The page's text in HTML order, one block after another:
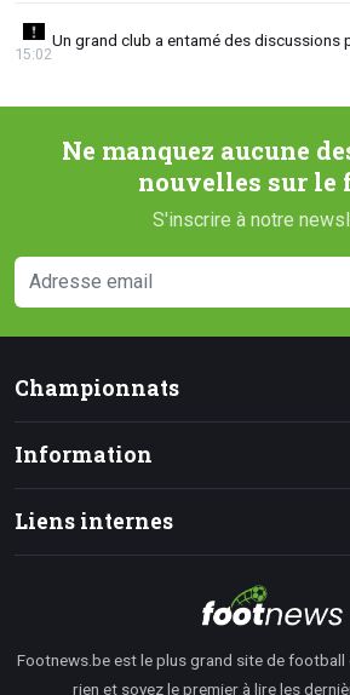
Un grand club a entamé des discussions
15:02
Ne manquez aucune
nouvelles sur le
S'inscrire à notre
Championnats
Information
Liens internes
Footnews.be est le plus grand site de football
rien et soyez le premier à lire les